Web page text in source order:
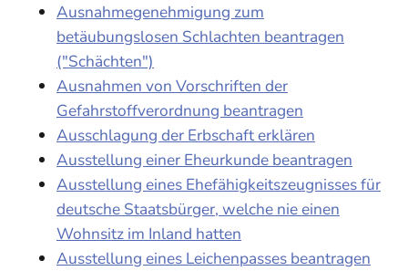
Ausnahmegenehmigung zum
betäubungslosen Schlachten beantragen
("Schächten")
Ausnahmen von Vorschriften der
Gefahrstoffverordnung beantragen
Ausschlagung der Erbschaft erklären
Ausstellung einer Eheurkunde beantragen
Ausstellung eines Ehefähigkeitszeugnisses für
deutsche Staatsbürger, welche nie einen
Wohnsitz im Inland hatten
Ausstellung eines Leichenpasses beantragen